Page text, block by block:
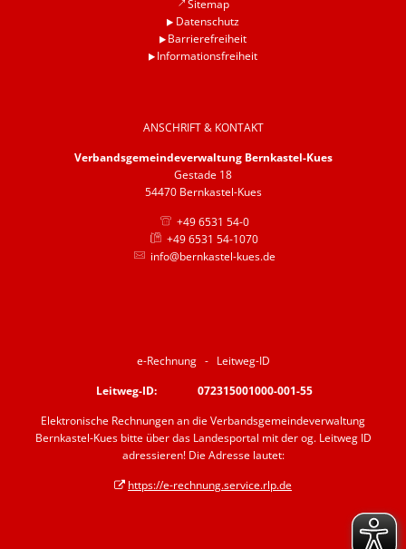
Sitemap
Datenschutz
Barrierefreiheit
Informationsfreiheit
ANSCHRIFT & KONTAKT
Verbandsgemeindeverwaltung Bernkastel-Kues
Gestade 18
54470 Bernkastel-Kues
+49 6531 54-0
+49 6531 54-1070
info@bernkastel-kues.de
e-Rechnung - Leitweg-ID
Leitweg-ID: 072315001000-001-55
Elektronische Rechnungen an die Verbandsgemeindeverwaltung
Bernkastel-Kues bitte über das Landesportal mit der og. Leitweg ID
adressieren! Die Adresse lautet:
https://e-rechnung.service.rlp.de